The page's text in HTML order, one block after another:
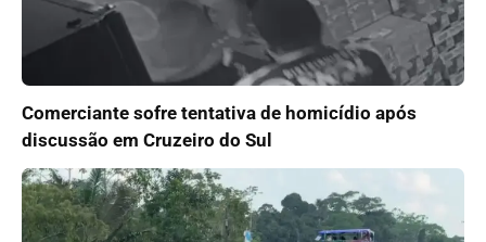
Comerciante sofre tentativa de homicídio após
discussão em Cruzeiro do Sul